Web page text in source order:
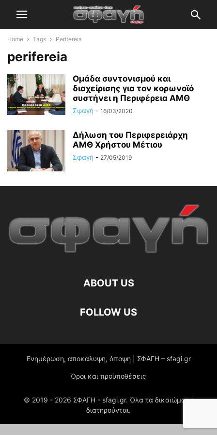
Home Tags Perifereia
perifereia
Ομάδα συντονισμού και
διαχείρισης για τον κορωνοϊό
συστήνει η Περιφέρεια ΑΜΘ
Σφαγή - 16/03/2020
Δήλωση του Περιφερειάρχη
ΑΜΘ Χρήστου Μέτιου
Σφαγή - 27/05/2019
ABOUT US
FOLLOW US
Ενημέρωση, αποκάλυψη, άποψη | ΣΦΑΓΗ – sfagi.gr
Όροι και προϋποθέσεις
© 2019 - 2026 ΣΦΑΓΗ - sfagi.gr. Όλα τα δικαιώματα
διατηρούνται.